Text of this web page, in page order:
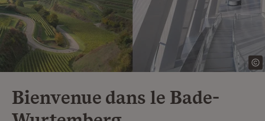
Bienvenue dans le Bade-